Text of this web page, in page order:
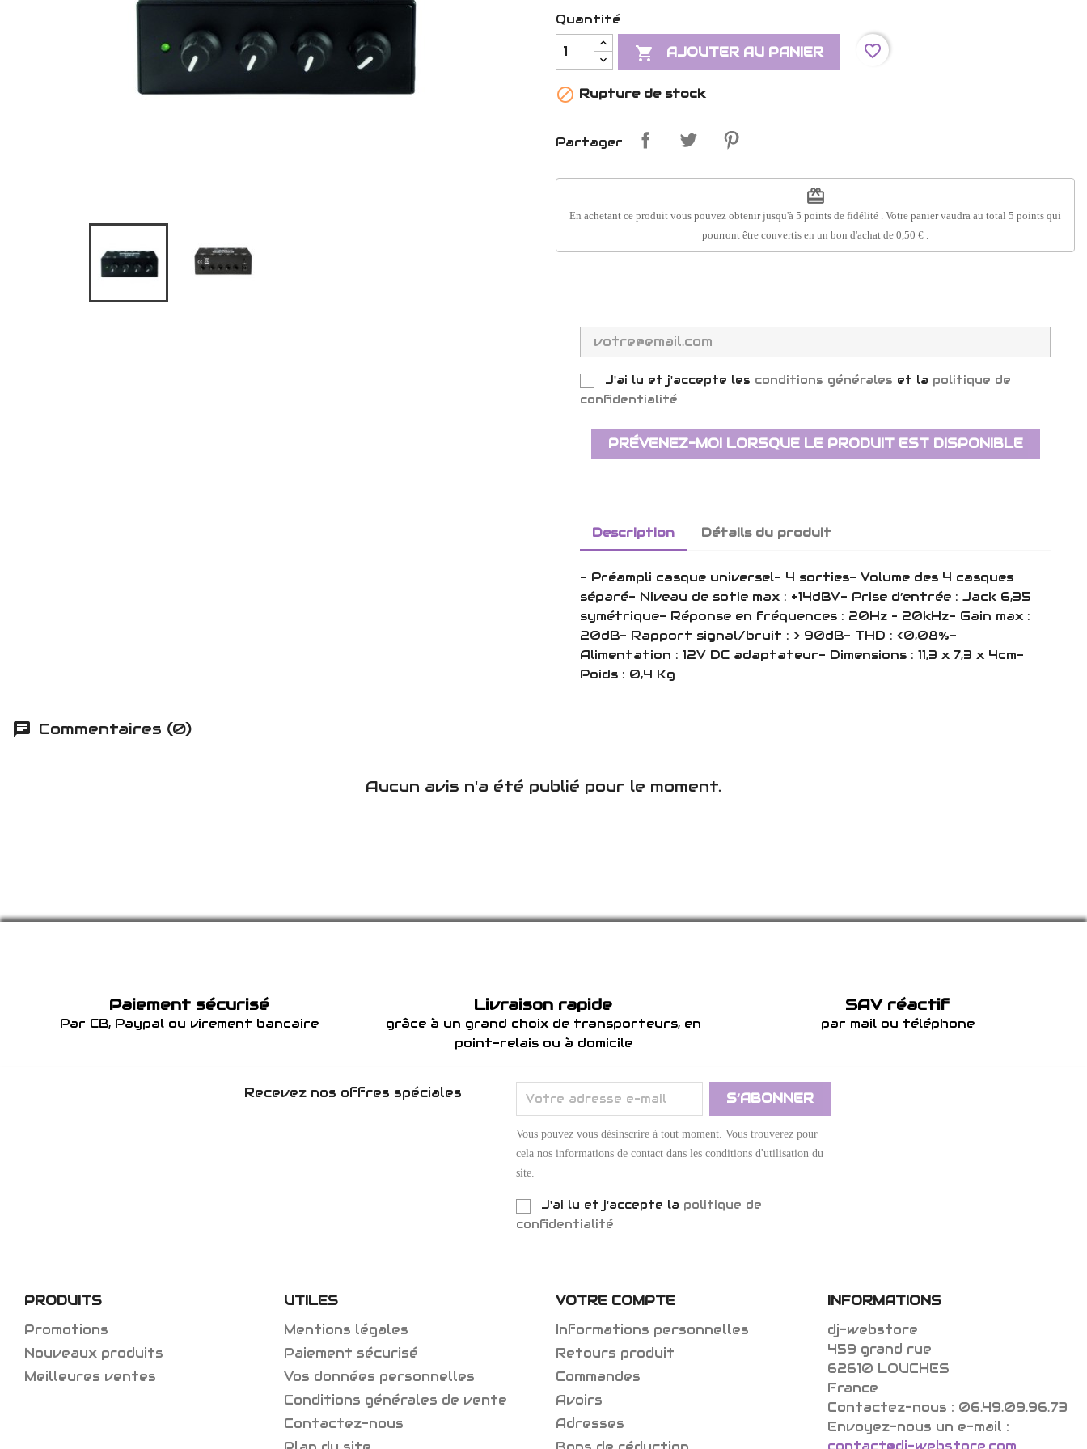
Quantité
 AJOUTER AU PANIER favorite_border
 Rupture de stock
Partager
redeem
En achetant ce produit vous pouvez obtenir jusqu'à 5 points de fidélité . Votre panier vaudra au total 5 points qui
pourront être convertis en un bon d'achat de 0,50 €
J'ai lu et j'accepte les conditions générales et la politique de
confidentialité
PRÉVENEZ-MOI LORSQUE LE PRODUIT EST DISPONIBLE
Description Détails du produit
- Préampli casque universel- 4 sorties- Volume des 4 casques
séparé- Niveau de sotie max : +14dBV- Prise d’entrée : Jack 6,35
symétrique- Réponse en fréquences : 20Hz – 20kHz- Gain max :
20dB- Rapport signal/bruit : > 90dB- THD : <0,08%-
Alimentation : 12V DC adaptateur- Dimensions : 11,3 x 7,3 x 4cm-
Poids : 0,4 Kg
Commentaires (0)
Aucun avis n'a été publié pour le moment.
Paiement sécurisé
Par CB, Paypal ou virement bancaire
Livraison rapide
grâce à un grand choix de transporteurs, en
point-relais ou à domicile
SAV réactif
par mail ou téléphone
Recevez nos offres spéciales
Vous pouvez vous désinscrire à tout moment. Vous trouverez pour
cela nos informations de contact dans les conditions d'utilisation du
site.
J'ai lu et j'accepte la politique de
confidentialité
PRODUITS
Promotions
Nouveaux produits
Meilleures ventes
UTILES
Mentions légales
Paiement sécurisé
Vos données personnelles
Conditions générales de vente
Contactez-nous
VOTRE COMPTE
Informations personnelles
Retours produit
Commandes
Avoirs
Adresses
INFORMATIONS
dj-webstore
459 grand rue
62610 LOUCHES
France
Contactez-nous : 06.49.09.96.73
Envoyez-nous un e-mail :